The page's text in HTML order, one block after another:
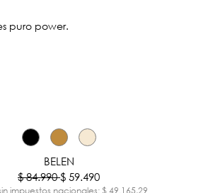
puro power.
BELEN
$ 84.990$ 59.490
impuestos nacionales: $ 49.165,29